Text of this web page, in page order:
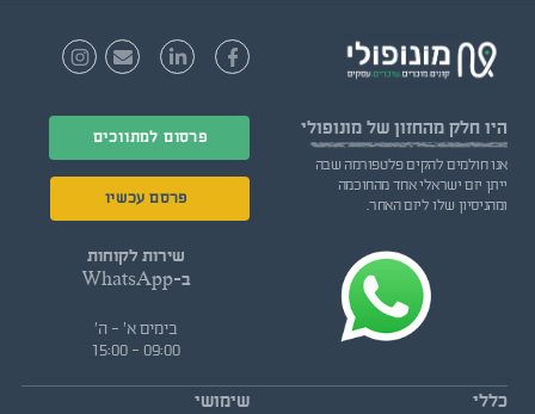
היו חלק מהחזון של מונופולי
אנו חולמים להקים פלטפורמה שבה
ייתן יזם ישראלי אחד מהחוכמה
ומהניסיון שלו ליזם האחר.
פרסום למתווכים
פרסם עכשיו
שירות לקוחות
ב-WhatsApp
בימים א' - ה'
09:00 - 15:00
כללי שימושי